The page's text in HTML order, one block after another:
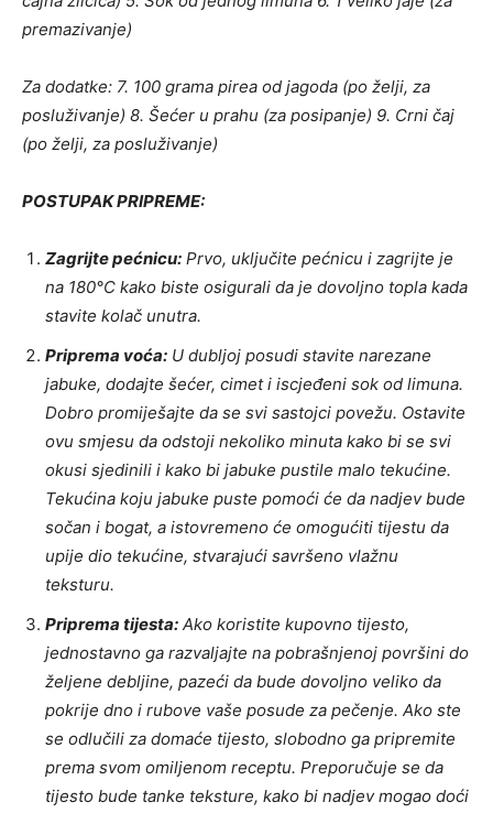
premazivanje)
Za dodatke: 7. 100 grama pirea od jagoda (po želji, za
posluživanje) 8. Šećer u prahu (za posipanje) 9. Crni čaj
(po želji, za posluživanje)
POSTUPAK PRIPREME:
Zagrijte pećnicu: Prvo, uključite pećnicu i zagrijte je
na 180°C kako biste osigurali da je dovoljno topla kada
stavite kolač unutra.
Priprema voća: U dubljoj posudi stavite narezane
jabuke, dodajte šećer, cimet i iscjeđeni sok od limuna.
Dobro promiješajte da se svi sastojci povežu. Ostavite
ovu smjesu da odstoji nekoliko minuta kako bi se svi
okusi sjedinili i kako bi jabuke pustile malo tekućine.
Tekućina koju jabuke puste pomoći će da nadjev bude
sočan i bogat, a istovremeno će omogućiti tijestu da
upije dio tekućine, stvarajući savršeno vlažnu
teksturu.
Priprema tijesta: Ako koristite kupovno tijesto,
jednostavno ga razvaljajte na pobrašnjenoj površini do
željene debljine, pazeći da bude dovoljno veliko da
pokrije dno i rubove vaše posude za pečenje. Ako ste
se odlučili za domaće tijesto, slobodno ga pripremite
prema svom omiljenom receptu. Preporučuje se da
tijesto bude tanke teksture, kako bi nadjev mogao doći